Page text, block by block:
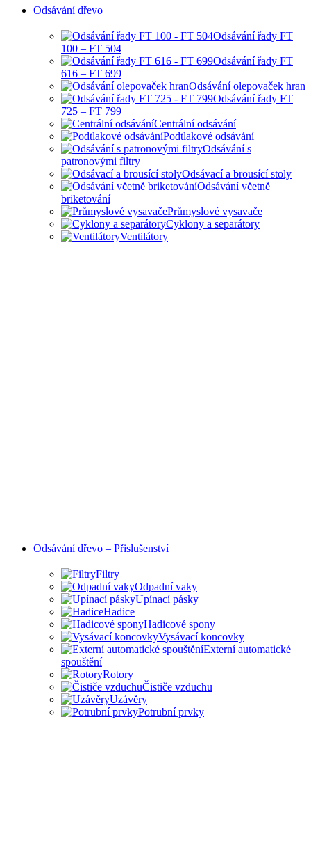
Odsávání dřevo
Odsávání řady FT
100 – FT 504
Odsávání řady FT
616 – FT 699
Odsávání olepovaček hran
Odsávání řady FT
725 – FT 799
Centrální odsávání
Podtlakové odsávání
Odsávání s
patronovými filtry
Odsávací a brousící stoly
Odsávání včetně
briketování
Průmyslové vysavače
Cyklony a separátory
Ventilátory
Odsávání dřevo – Přislušenství
Filtry
Odpadní vaky
Upínací pásky
Hadice
Hadicové spony
Vysávací koncovky
Externí automatické
spouštění
Rotory
Čističe vzduchu
Uzávěry
Potrubní prvky